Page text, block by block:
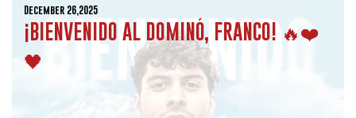
December 26,2025
¡BIENVENIDO AL DOMINÓ, FRANCO! 🔥❤️
🖤